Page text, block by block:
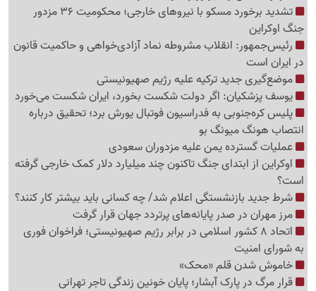
تشدید برخورد مسکو با نیروهای خارجی؛ محکومیت 36 مزدور
جنگ اوکراین
رئیس‌جمهور: انقلاب مشروطه نماد آزادی‌خواهی و حاکمیت قانون
در ایران است
موضع‌گیری جدید ترکیه علیه رژیم صهیونیستی
یوسف پزشکیان: اگر دولت شکست بخورد، ایران شکست می‌خورد
پلیس کره‌جنوبی به فدراسیون فوتبال یورش برد؛ تحقیق درباره
انتصاب هونگ میونگ بو
عملیات گسترده یمن علیه مزدوران سعودی
اوکراین از ابتدای جنگ تاکنون چند میلیارد دلار کمک خارجی گرفته
است؟
شرط جدید بازنشستگی اعلام شد/ چه کسانی باید بیشتر کار کنند؟
مرز مهران در صدر پایانه‌های پرتردد جهان قرار گرفت
اتحاد 8 کشور اسلامی در برابر رژیم صهیونیستی؛ فراخوان فوری
به شورای امنیت
خاموش شدن قلم «محک»
قرار مرگ در پارک آبشار؛ پایان خونین زندگی تاجر تهرانی